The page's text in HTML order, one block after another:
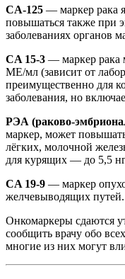
CA-125 — маркер рака
повышаться также при
заболеваниях органов
CA 15-3 — маркер рака
МЕ/мл (зависит от
преимущественно для
заболевания, но
РЭА (раково-
маркер, может
лёгких, молочной
для курящих — до 5,5
CA 19-9 — маркер
желчевыводящих
Онкомаркеры сдаются
сообщить врачу обо
многие из них могут